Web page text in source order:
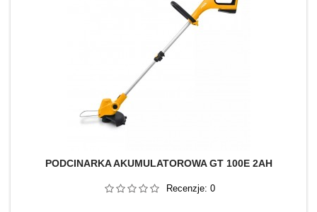
PODCINARKA AKUMULATOROWA GT 100E 2AH
Recenzje: 0